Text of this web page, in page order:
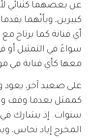
عن بعضهما كثنائي
كبيرين، وبأنّهما
أي فنانة كما يرتاح
سواءً في التمثيل أو
معها كأي فنانة في
على صعيد آخر، يعود
كممثل بعدما وقف
سنوات. إذ يشارك
المخرج إياد